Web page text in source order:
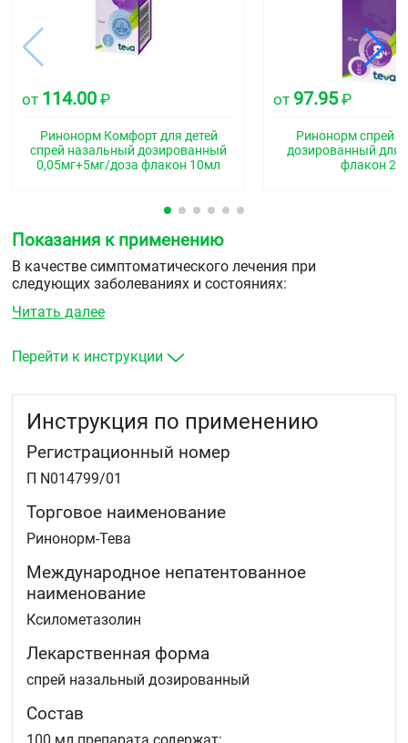
от 114.00 ₽
Ринонорм Комфорт для детей
спрей назальный дозированный
0,05мг+5мг/доза флакон 10мл
от 97.95₽
Ринонорм спрей
дозированный для
флакон
Показания к применению
В качестве симптоматического лечения при
следующих заболеваниях и состояниях:
острый вирусный или бактериальный ринит
острый синусит или обострение хронического
подготовка больных к диагностическим
процедурам в носовых ходах.
Читать далее
Перейти к инструкции
Инструкция по применению
Регистрационный номер
П N014799/01
Торговое наименование
Ринонорм-Тева
Международное непатентованное
наименование
Ксилометазолин
Лекарственная форма
спрей назальный дозированный
Состав